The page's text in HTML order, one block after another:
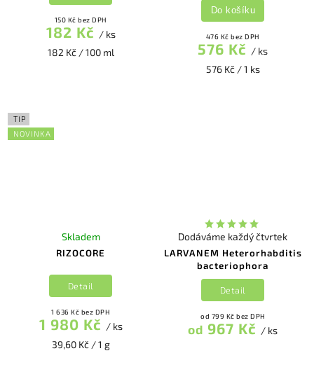
150 Kč bez DPH
182 Kč / ks
182 Kč / 100 ml
476 Kč bez DPH
576 Kč / ks
576 Kč / 1 ks
Do košíku
TIP
NOVINKA
RIZOCORE
Skladem
1 636 Kč bez DPH
1 980 Kč / ks
39,60 Kč / 1 g
Detail
LARVANEM Heterorhabditis
bacteriophora
Dodáváme každý čtvrtek
od 799 Kč bez DPH
od 967 Kč / ks
Detail